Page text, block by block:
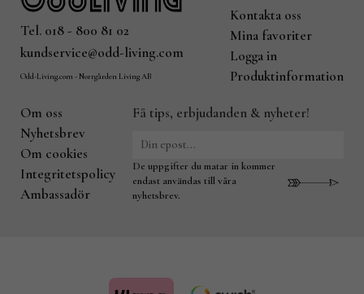
Tel. 018 - 800 81 02
kundservice@odd-living.com
Odd-Living.com - Norrgården Living AB
Kontakta oss
Mina favoriter
Logga in
Produktinformation
Om oss
Nyhetsbrev
Om cookies
Integritetspolicy
Ambassadör
Få tips, erbjudanden & nyheter!
De uppgifter du matar in kommer
endast användas till våra
nyhetsbrev.